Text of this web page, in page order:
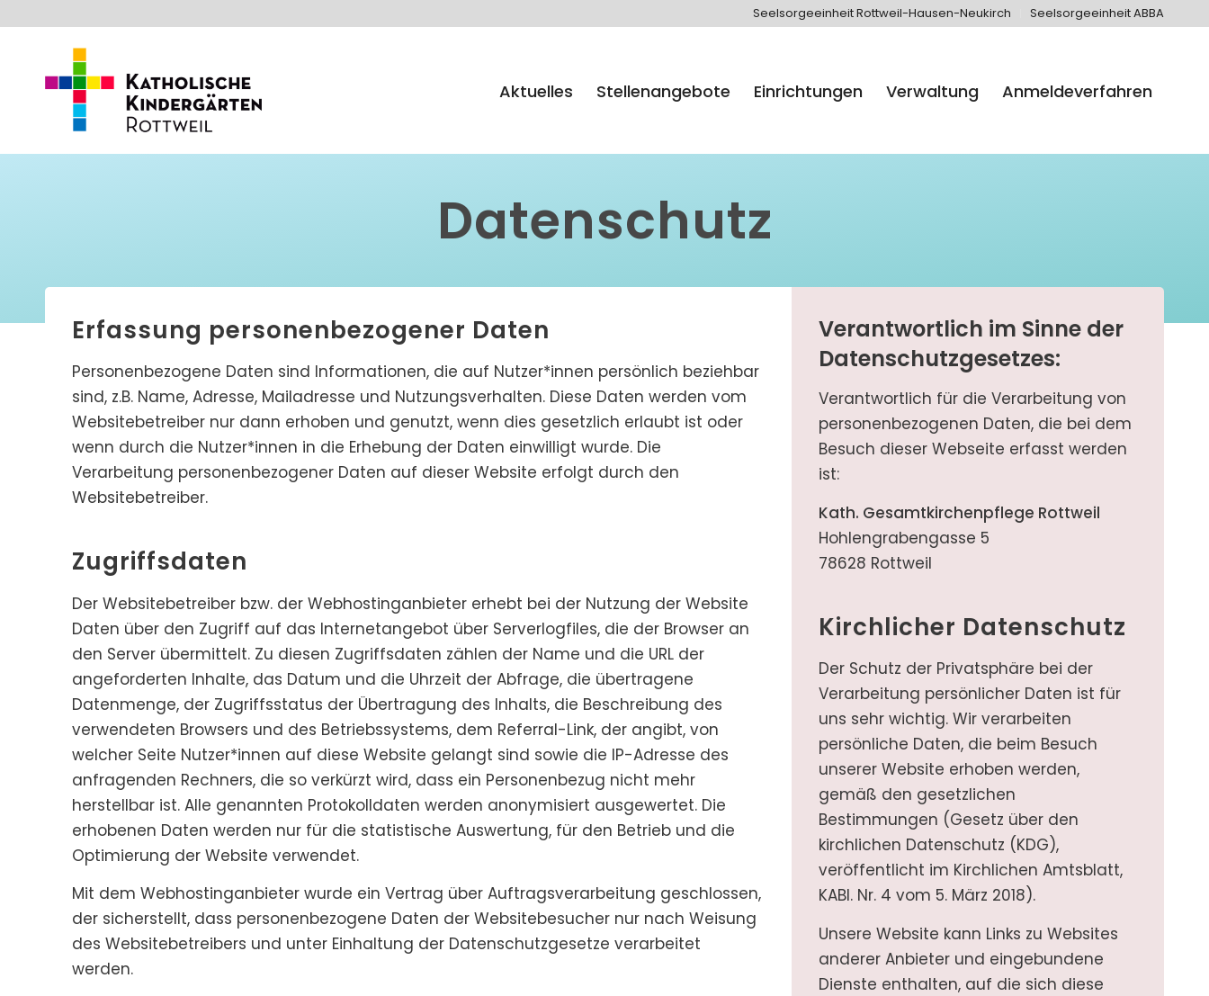
Seelsorgeeinheit Rottweil-Hausen-Neukirch Seelsorgeeinheit ABBA
Aktuelles Stellenangebote Einrichtungen Verwaltung Anmeldeverfahren
Datenschutz
Erfassung personenbezogener Daten
Personenbezogene Daten sind Informationen, die auf Nutzer*innen persönlich beziehbar
sind, z.B. Name, Adresse, Mailadresse und Nutzungsverhalten. Diese Daten werden vom
Websitebetreiber nur dann erhoben und genutzt, wenn dies gesetzlich erlaubt ist oder
wenn durch die Nutzer*innen in die Erhebung der Daten einwilligt wurde. Die
Verarbeitung personenbezogener Daten auf dieser Website erfolgt durch den
Websitebetreiber.
Zugriffsdaten
Der Websitebetreiber bzw. der Webhostinganbieter erhebt bei der Nutzung der Website
Daten über den Zugriff auf das Internetangebot über Serverlogfiles, die der Browser an
den Server übermittelt. Zu diesen Zugriffsdaten zählen der Name und die URL der
angeforderten Inhalte, das Datum und die Uhrzeit der Abfrage, die übertragene
Datenmenge, der Zugriffsstatus der Übertragung des Inhalts, die Beschreibung des
verwendeten Browsers und des Betriebssystems, dem Referral-Link, der angibt, von
welcher Seite Nutzer*innen auf diese Website gelangt sind sowie die IP-Adresse des
anfragenden Rechners, die so verkürzt wird, dass ein Personenbezug nicht mehr
herstellbar ist. Alle genannten Protokolldaten werden anonymisiert ausgewertet. Die
erhobenen Daten werden nur für die statistische Auswertung, für den Betrieb und die
Optimierung der Website verwendet.
Mit dem Webhostinganbieter wurde ein Vertrag über Auftragsverarbeitung geschlossen,
der sicherstellt, dass personenbezogene Daten der Websitebesucher nur nach Weisung
des Websitebetreibers und unter Einhaltung der Datenschutzgesetze verarbeitet
werden.
Verantwortlich im Sinne der
Datenschutzgesetzes:
Verantwortlich für die Verarbeitung von
personenbezogenen Daten, die bei dem
Besuch dieser Webseite erfasst werden
ist:
Kath. Gesamtkirchenpflege Rottweil
Hohlengrabengasse 5
78628 Rottweil
Kirchlicher Datenschutz
Der Schutz der Privatsphäre bei der
Verarbeitung persönlicher Daten ist für
uns sehr wichtig. Wir verarbeiten
persönliche Daten, die beim Besuch
unserer Website erhoben werden,
gemäß den gesetzlichen
Bestimmungen (Gesetz über den
kirchlichen Datenschutz (KDG),
veröffentlicht im Kirchlichen Amtsblatt,
KABl. Nr. 4 vom 5. März 2018).
Unsere Website kann Links zu Websites
anderer Anbieter und eingebundene
Dienste enthalten, auf die sich diese